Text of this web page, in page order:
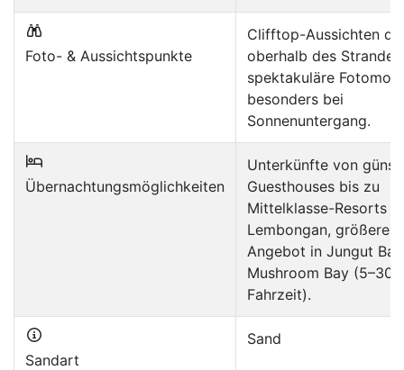
Foto- & Aussichtspunkte
Clifftop-Aussichten
oberhalb des
spektakuläre
besonders bei
Sonnenuntergang.
Übernachtungsmöglichkeiten
Unterkünfte von
Guesthouses bis zu
Mittelklasse-Resorts
Lembongan, größeres
Angebot in Jungut
Mushroom Bay (5–30
Fahrzeit).
Sandart
Sand